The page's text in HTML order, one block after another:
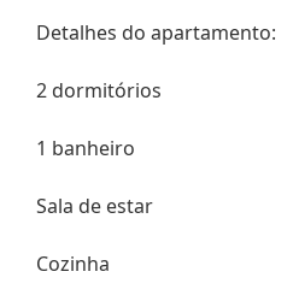
Detalhes do apartamento:
2 dormitórios
1 banheiro
Sala de estar
Cozinha